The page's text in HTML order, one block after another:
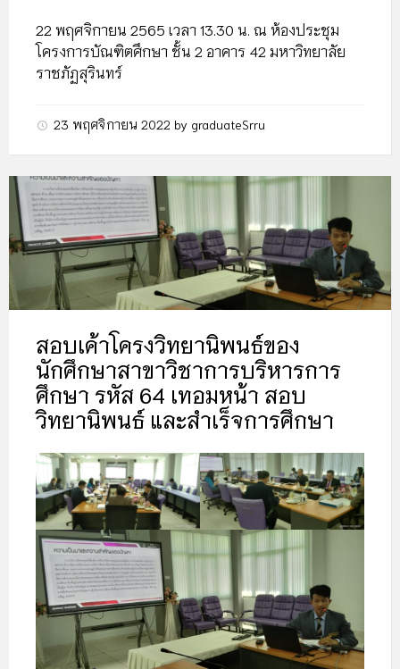
22 พฤศจิกายน 2565 เวลา 13.30 น. ณ ห้องประชุม
โครงการบัณฑิตศึกษา ชั้น 2 อาคาร 42 มหาวิทยาลัย
ราชภัฏสุรินทร์
23 พฤศจิกายน 2022 by graduateSrru
สอบเค้าโครงวิทยานิพนธ์ของ
นักศึกษาสาขาวิชาการบริหารการ
ศึกษา รหัส 64 เทอมหน้า สอบ
วิทยานิพนธ์ และสำเร็จการศึกษา